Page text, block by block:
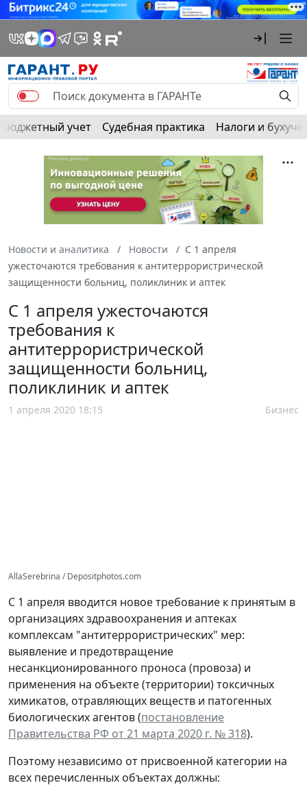
Бюджетный учет Судебная практика Налоги и
Новости и аналитика Новости
С 1 апреля
ужесточаются требования к антитеррористрической
защищенности больниц, поликлиник и аптек
С 1 апреля ужесточаются
требования к
антитеррористрической
защищенности больниц,
поликлиник и аптек
1 апреля 2020 18:15 Бизнес
AllaSerebrina / Depositphotos.com
С 1 апреля вводится новое требование к принятым в
организациях здравоохранения и аптеках
комплексам "антитеррористрических" мер:
выявление и предотвращение
несанкционированного проноса (провоза) и
применения на объекте (территории) токсичных
химикатов, отравляющих веществ и патогенных
биологических агентов (постановление
Правительства РФ от 21 марта 2020 г. № 318).
Поэтому независимо от присвоенной категории на
всех перечисленных объектах должны: